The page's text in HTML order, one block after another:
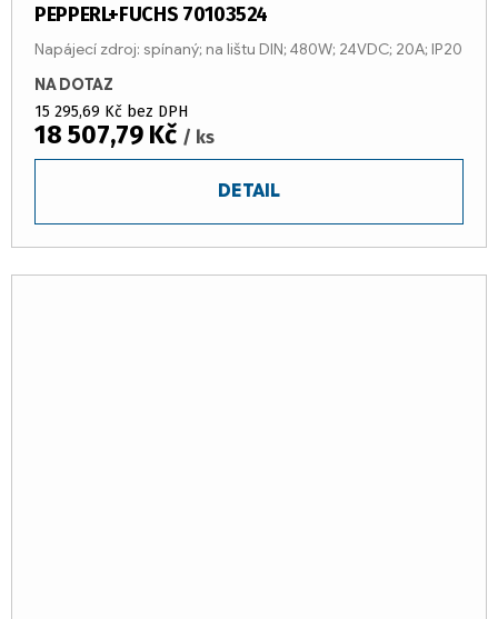
PEPPERL+FUCHS 70103524
NA DOTAZ
15 295,69 Kč bez DPH
18 507,79 Kč / ks
DETAIL
Napájecí zdroj: spínaný; na lištu DIN; 480W; 24VDC; 20A; IP20